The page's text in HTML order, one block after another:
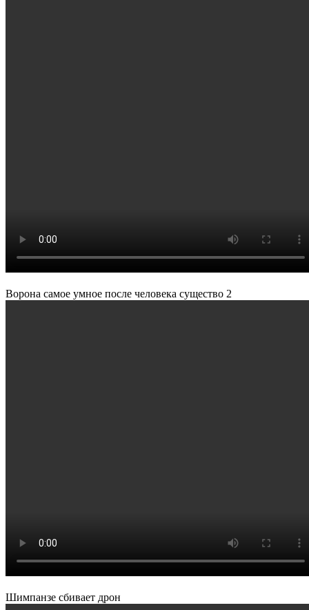
Ворона самое умное после человека существо 2
Шимпанзе сбивает дрон